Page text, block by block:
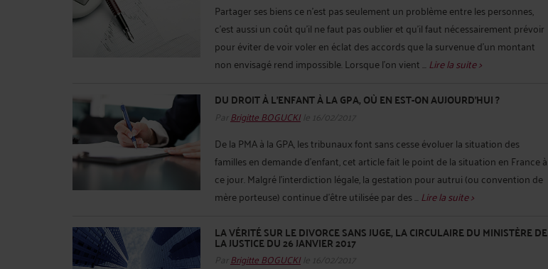
Partager ses biens ce n’est pas seulement un problème entre les personnes,
c’est aussi un coût qu’il ne faut pas oublier et qu’il faut nécessairement prévoir
pour éviter de voir voler en éclat des accords que la survenue d’un montant
non envisagé rend impossible. Lorsque l’on vient ...Lire la suite >
DU DROIT À L’ENFANT À LA GPA, OÙ EN EST-ON AUJOURD’HUI ?
Par Brigitte BOGUCKI le 16/02/2017
De la PMA à la GPA, les tribunaux font sans cesse évoluer la situation des
familles en demande d’enfant, cet article fait le point de la situation en France à
ce jour. Malgré l’interdiction légale, la gestation pour autrui (ou convention de
mère porteuse) continue d’être utilisée par des ...Lire la suite >
LA VÉRITÉ SUR LE DIVORCE SANS JUGE, LA CIRCULAIRE DU MINISTÈRE DE
LA JUSTICE DU 26 JANVIER 2017
Par Brigitte BOGUCKI le 16/02/2017